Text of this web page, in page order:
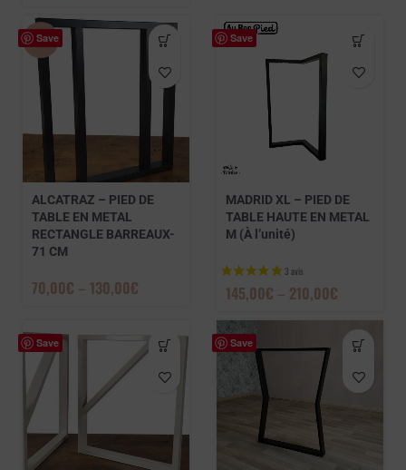
Save
-33%
ALCATRAZ – PIED DE
TABLE EN METAL
RECTANGLE BARREAUX-
71 CM
70,00€ – 130,00€
Save
MADRID XL – PIED DE
TABLE HAUTE EN METAL
M (À l’unité)
145,00€ – 210,00€
Save Save